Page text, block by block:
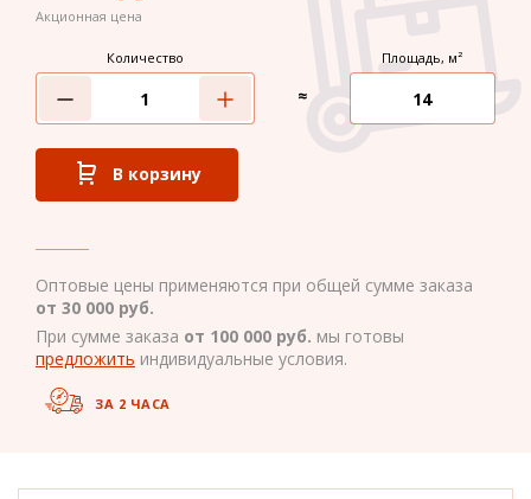
Акционная цена
Количество
≈
Площадь, м²
В корзину
Оптовые цены применяются при общей сумме заказа
от 30 000 руб.
При сумме заказа от 100 000 руб. мы готовы
предложить индивидуальные условия.
ЗА 2 ЧАСА